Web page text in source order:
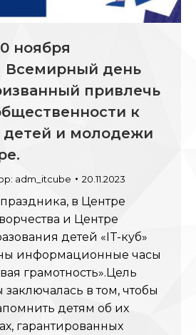
ноября
Всемирный день
привлечь
к
и молодежи
adm_itcube 20.11.2023
в Центре
и Центре
детей «IT-куб»
информационные часы
грамотность».Цель
в том, чтобы
детям об их
гарантированных